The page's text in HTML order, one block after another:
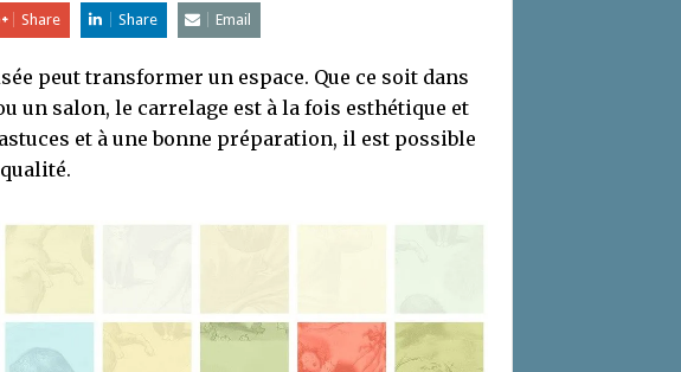
Share Share Email
peut transformer un espace. Que ce soit dans
un salon, le carrelage est à la fois esthétique et
et à une bonne préparation, il est possible